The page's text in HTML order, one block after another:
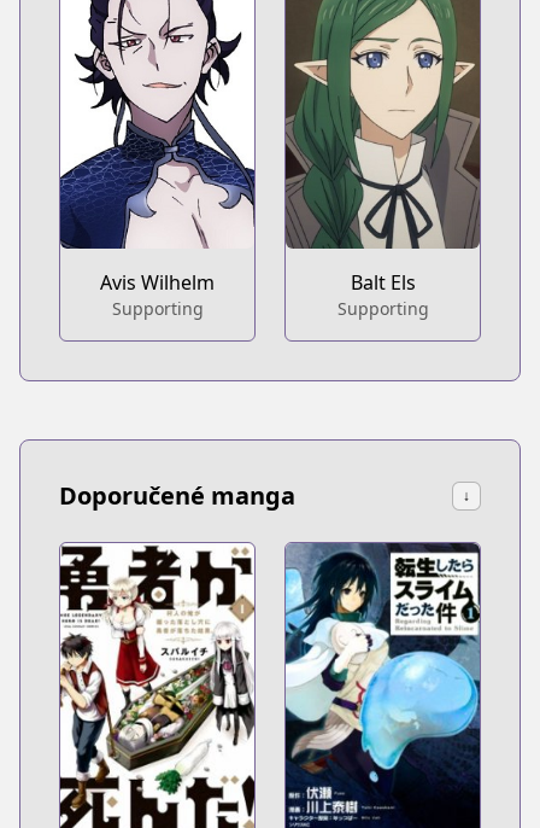
Avis Wilhelm
Supporting
Balt Els
Supporting
Doporučené manga ↓